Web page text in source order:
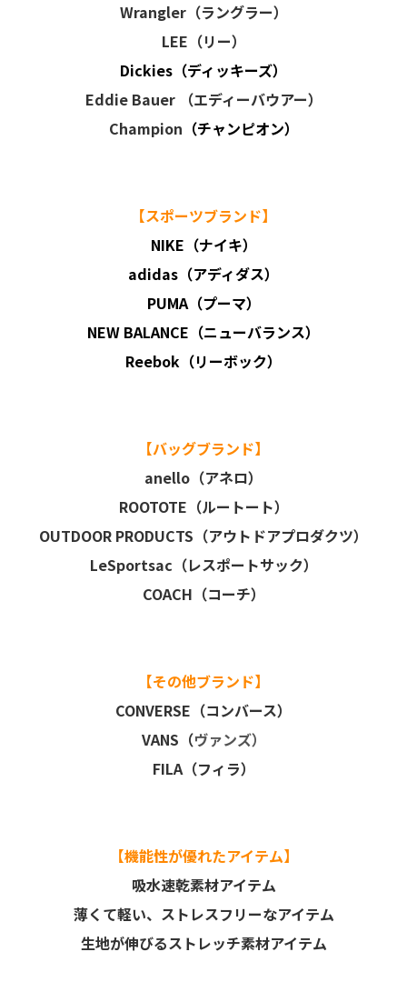
Wrangler（ラングラー）
LEE（リー）
Dickies（ディッキーズ）
Eddie Bauer
（エディーバウアー）
Champion （チャンピオン）
【スポーツブランド】
NIKE（ナイキ）
adidas（アディダス）
PUMA（プーマ）
NEW BALANCE（ニューバランス）
Reebok（リーボック）
【バッグブランド】
anello（アネロ）
ROOTOTE（ルートート）
OUTDOOR PRODUCTS（アウトドアプロダクツ）
LeSportsac（レスポートサック）
COACH（コーチ）
【その他ブランド】
CONVERSE（コンバース）
VANS（ヴァンズ）
FILA（フィラ）
【機能性が優れたアイテム】
吸水速乾素材アイテム
薄くて軽い、ストレスフリーなアイテム
生地が伸びるストレッチ素材アイテム